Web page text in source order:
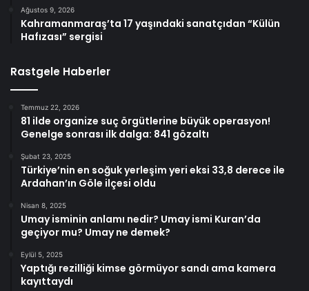
Ağustos 9, 2026
Kahramanmaraş’ta 17 yaşındaki sanatçıdan “Külün
Hafızası” sergisi
Rastgele Haberler
Temmuz 22, 2026
81 ilde organize suç örgütlerine büyük operasyon!
Genelge sonrası ilk dalga: 841 gözaltı
Şubat 23, 2025
Türkiye’nin en soğuk yerleşim yeri eksi 33,8 derece ile
Ardahan’ın Göle ilçesi oldu
Nisan 8, 2025
Umay isminin anlamı nedir? Umay ismi Kuran’da
geçiyor mu? Umay ne demek?
Eylül 5, 2025
Yaptığı rezilliği kimse görmüyor sandı ama kamera
kayıttaydı